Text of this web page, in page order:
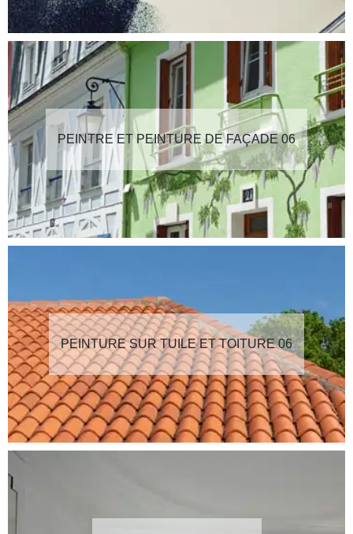
PEINTRE ET PEINTURE DE FAÇADE 06
PEINTURE SUR TUILE ET TOITURE 06